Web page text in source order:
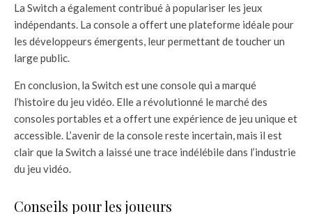
La Switch a également contribué à populariser les jeux
indépendants. La console a offert une plateforme idéale pour
les développeurs émergents, leur permettant de toucher un
large public.
En conclusion, la Switch est une console qui a marqué
l’histoire du jeu vidéo. Elle a révolutionné le marché des
consoles portables et a offert une expérience de jeu unique et
accessible. L’avenir de la console reste incertain, mais il est
clair que la Switch a laissé une trace indélébile dans l’industrie
du jeu vidéo.
Conseils pour les joueurs